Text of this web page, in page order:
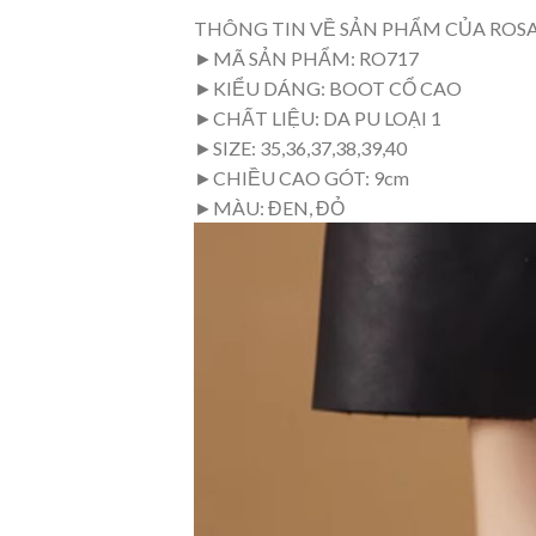
THÔNG TIN VỀ SẢN PHẨM CỦA
►MÃ SẢN PHẨM: RO717
►KIỂU DÁNG: BOOT CỔ CAO
►CHẤT LIỆU: DA PU LOẠI 1
►SIZE: 35,36,37,38,39,40
►CHIỀU CAO GÓT: 9cm
►MÀU: ĐEN, ĐỎ